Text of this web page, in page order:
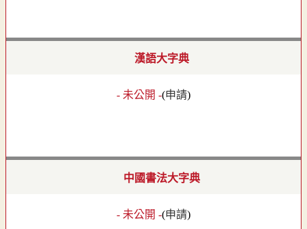
漢語大字典
- 未公開 -(申請)
中國書法大字典
- 未公開 -(申請)